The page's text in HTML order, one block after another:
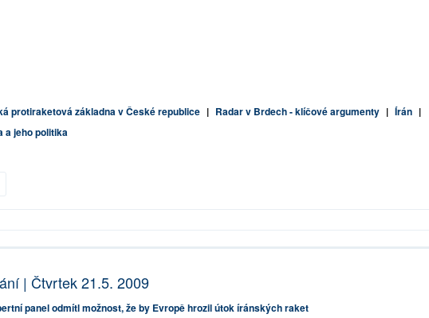
protiraketová základna v České republice | Radar v Brdech - klíčové argumenty | Írán |
a jeho politika
| Čtvrtek 21.5. 2009
panel odmítl možnost, že by Evropě hrozil útok íránských raket